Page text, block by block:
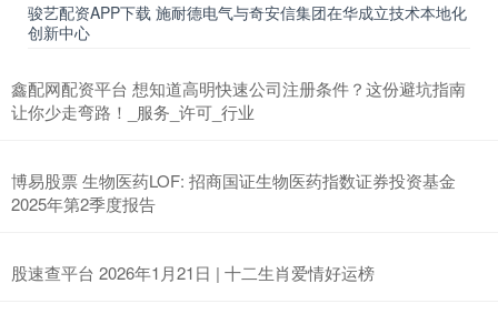
骏艺配资APP下载 施耐德电气与奇安信集团在华成立技术本地化
创新中心
鑫配网配资平台 想知道高明快速公司注册条件？这份避坑指南
让你少走弯路！_服务_许可_行业
博易股票 生物医药LOF: 招商国证生物医药指数证券投资基金
2025年第2季度报告
股速查平台 2026年1月21日 | 十二生肖爱情好运榜